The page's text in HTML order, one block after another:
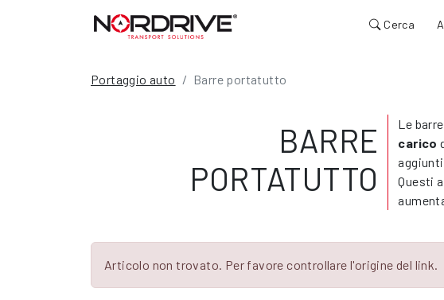
Cerca
Portaggio auto Barre portatutto
BARRE
PORTATUTTO
Le
carico
Questi
Articolo non trovato. Per favore controllare l'origine del link.